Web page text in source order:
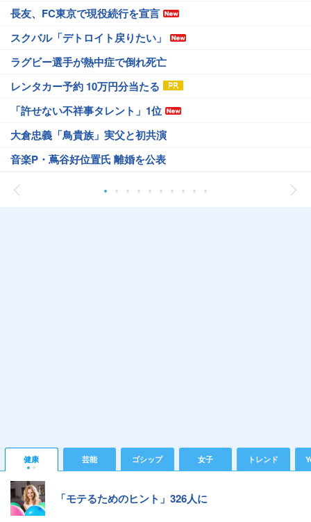
長友、FC東京で現役続行を宣言
スクバル「デトロイト戻りたい」
ラグビー選手が熱中症で倒れ死亡
レンタカー予約 10万円分当たる
「許せない不祥事タレント」1位
大倉忠義「鳥貴族」実父と初共演
音楽P・蔦谷好位置氏 離婚を公表
健康 芸能 ゴシップ 女子 トレンド
「モテるためのヒント」326人に